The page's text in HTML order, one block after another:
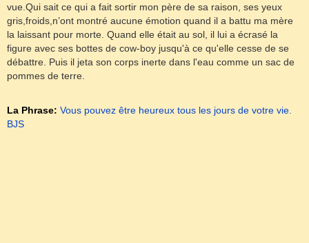
vue.Qui sait ce qui a fait sortir mon père de sa raison, ses yeux
gris,froids,n’ont montré aucune émotion quand il a battu ma mère
la laissant pour morte. Quand elle était au sol, il lui a écrasé la
figure avec ses bottes de cow-boy jusqu'à ce qu'elle cesse de se
débattre. Puis il jeta son corps inerte dans l'eau comme un sac de
pommes de terre.
La Phrase: Vous pouvez être heureux tous les jours de votre vie.
BJS